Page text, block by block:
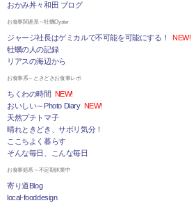
おかみ丼々和田 ブログ
お食事関連系～牡蠣Oyster
ジャージ社長はゲミカルで不可能を可能にする！
NEW!
牡蠣の人の記録
リアスの海辺から
お食事系～ときどきお食事レポ
ちくわの時間 NEW!
おいしい～Photo Diary NEW!
天然プチトマ子
晴れときどき、サボリ気分！
ここちよく暮らす
そんな毎日、こんな毎日
お食事処系～不定期休業中
寄り道Blog
local-fooddesign